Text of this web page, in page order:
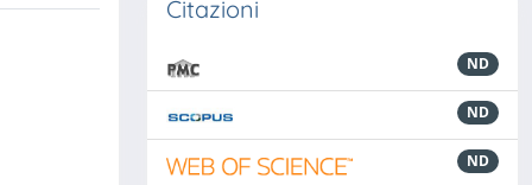
Citazioni
ND
ND
ND